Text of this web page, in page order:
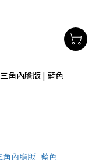
角內膽版 | 藍色